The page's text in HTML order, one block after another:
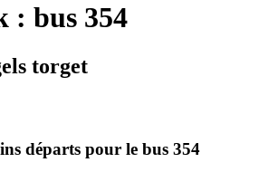
: bus 354
torget
départs pour le bus 354